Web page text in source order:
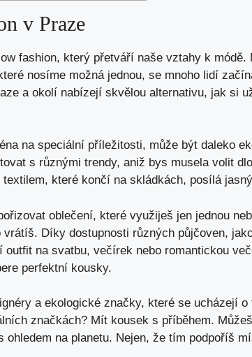
v Praze
fashion, který přetváří naše vztahy k módě.
nosíme možná jednou, se mnoho lidí
a okolí nabízejí skvělou alternativu, jak si
na speciální příležitosti, může být daleko
s různými trendy, aniž bys musela volit
které končí na skládkách, posílá
oblečení, které využiješ jen jednou
Díky dostupnosti různých půjčoven,
outfit na svatbu, večírek nebo romantickou
perfektní kousky.
a ekologické značky, které se ucházejí
značkách? Mít kousek s příběhem.
na planetu. Nejen, že tím podpoříš